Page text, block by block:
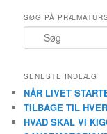
SØG PÅ
ø
SENESTE INDLÆG
NÅR LIVET
TILBAGE TIL
HVAD SKAL VI